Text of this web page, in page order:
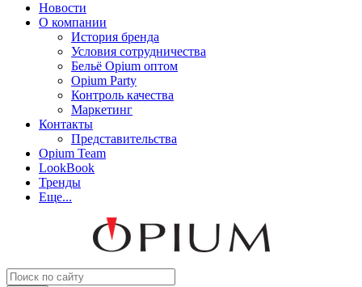
Новости
О компании
История бренда
Условия сотрудничества
Бельё Opium оптом
Opium Party
Контроль качества
Маркетинг
Контакты
Представительства
Opium Team
LookBook
Тренды
Еще...